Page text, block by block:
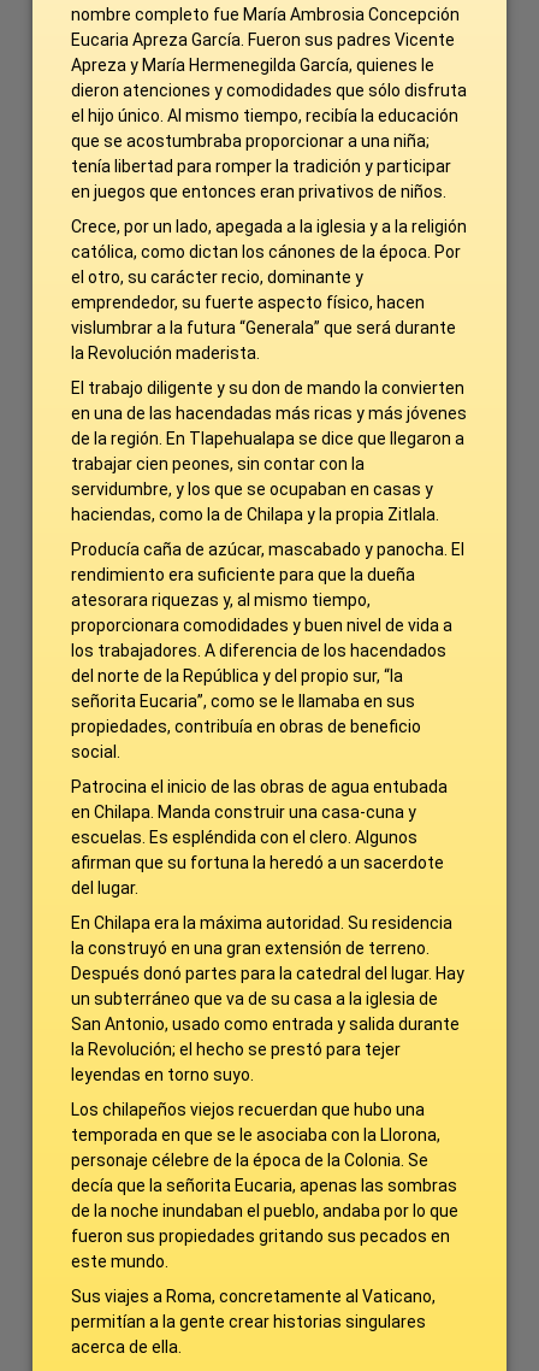
nombre completo fue María Ambrosia Concepción
Eucaria Apreza García. Fueron sus padres Vicente
Apreza y María Hermenegilda García, quienes le
dieron atenciones y comodidades que sólo disfruta
el hijo único. Al mismo tiempo, recibía la educación
que se acostumbraba proporcionar a una niña;
tenía libertad para romper la tradición y participar
en juegos que entonces eran privativos de niños.
Crece, por un lado, apegada a la iglesia y a la religión
católica, como dictan los cánones de la época. Por
el otro, su carácter recio, dominante y
emprendedor, su fuerte aspecto físico, hacen
vislumbrar a la futura “Generala” que será durante
la Revolución maderista.
El trabajo diligente y su don de mando la convierten
en una de las hacendadas más ricas y más jóvenes
de la región. En Tlapehualapa se dice que llegaron a
trabajar cien peones, sin contar con la
servidumbre, y los que se ocupaban en casas y
haciendas, como la de Chilapa y la propia Zitlala.
Producía caña de azúcar, mascabado y panocha. El
rendimiento era suficiente para que la dueña
atesorara riquezas y, al mismo tiempo,
proporcionara comodidades y buen nivel de vida a
los trabajadores. A diferencia de los hacendados
del norte de la República y del propio sur, “la
señorita Eucaria”, como se le llamaba en sus
propiedades, contribuía en obras de beneficio
social.
Patrocina el inicio de las obras de agua entubada
en Chilapa. Manda construir una casa-cuna y
escuelas. Es espléndida con el clero. Algunos
afirman que su fortuna la heredó a un sacerdote
del lugar.
En Chilapa era la máxima autoridad. Su residencia
la construyó en una gran extensión de terreno.
Después donó partes para la catedral del lugar. Hay
un subterráneo que va de su casa a la iglesia de
San Antonio, usado como entrada y salida durante
la Revolución; el hecho se prestó para tejer
leyendas en torno suyo.
Los chilapeños viejos recuerdan que hubo una
temporada en que se le asociaba con la Llorona,
personaje célebre de la época de la Colonia. Se
decía que la señorita Eucaria, apenas las sombras
de la noche inundaban el pueblo, andaba por lo que
fueron sus propiedades gritando sus pecados en
este mundo.
Sus viajes a Roma, concretamente al Vaticano,
permitían a la gente crear historias singulares
acerca de ella.